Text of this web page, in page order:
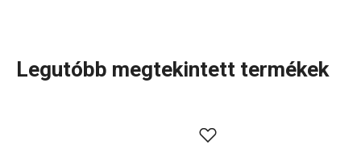
hozzá kapcsolódó GrandCHEF+ vonallal. Ez a modern
Legutóbb megtekintett termékek